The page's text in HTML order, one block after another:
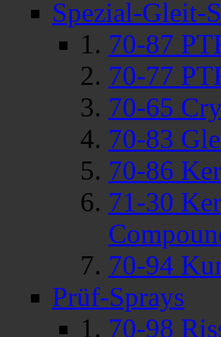
Spezial-Gleit-
70-87
70-77
70-65
70-83
70-86
71-30
70-94
Prüf-Sprays
70-98